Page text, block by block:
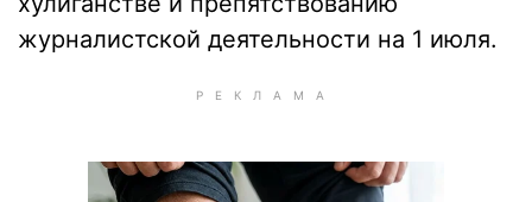
журналистской деятельности на 1 июля.